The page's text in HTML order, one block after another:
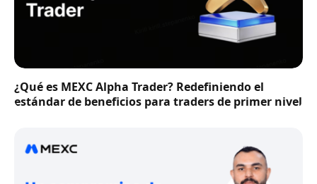
¿Qué es MEXC Alpha Trader? Redefiniendo el
estándar de beneficios para traders de primer nivel